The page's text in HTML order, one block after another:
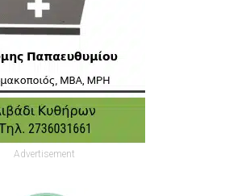
Advertisement